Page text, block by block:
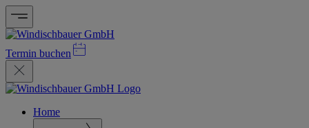
Termin buchen
Home